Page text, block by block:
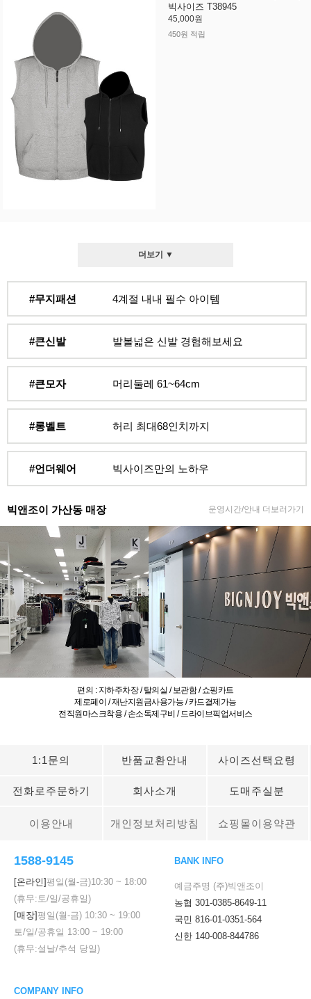
빅사이즈 T38945
45,000원
450원 적립
더보기 ▼
#무지패션 4계절 내내 필수 아이템
#큰신발 발볼넓은 신발 경험해보세요
#큰모자 머리둘레 61~64cm
#롱벨트 허리 최대68인치까지
#언더웨어 빅사이즈만의 노하우
빅앤조이 가산동 매장 운영시간/안내 더보러가기
편의 : 지하주차장 / 탈의실 / 보관함 / 쇼핑카트
제로페이 / 재난지원금사용가능 / 카드결제가능
전직원마스크착용 / 손소독제구비 / 드라이브픽업서비스
1:1문의 반품교환안내 사이즈선택요령
전화로주문하기 회사소개 도매주실분
이용안내 개인정보처리방침 쇼핑몰이용약관
1588-9145
[온라인]평일(월-금)10:30 ~ 18:00
(휴무:토/일/공휴일)
[매장]평일(월-금) 10:30 ~ 19:00
토/일/공휴일 13:00 ~ 19:00
(휴무:설날/추석 당일)
BANK INFO
예금주명 (주)빅앤조이
농협 301-0385-8649-11
국민 816-01-0351-564
신한 140-008-844786
COMPANY INFO